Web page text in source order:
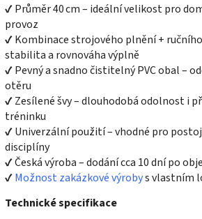
✔ Průměr 40 cm – ideální velikost pro
provoz
✔ Kombinace strojového plnění +
stabilita a rovnováha výplně
✔ Pevný a snadno čistitelný PVC obal –
otěru
✔ Zesílené švy – dlouhodobá odolnost i
tréninku
✔ Univerzální použití – vhodné pro
disciplíny
✔ Česká výroba – dodání cca 10 dní po
✔Možnost zakázkové výrobys vlastním
Technické specifikace